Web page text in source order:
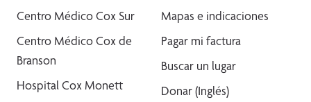
Centro Médico Cox Sur
Centro Médico Cox de
Branson
Hospital Cox Monett
Mapas e indicaciones
Pagar mi factura
Buscar un lugar
Donar (Inglés)